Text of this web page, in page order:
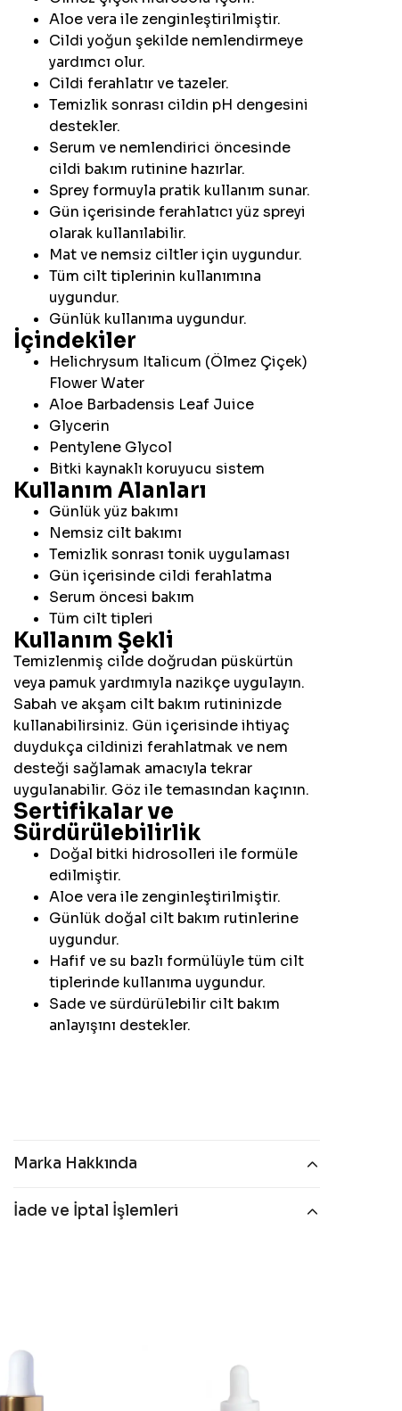
Aloe vera ile zenginleştirilmiştir.
Cildi yoğun şekilde nemlendirmeye
yardımcı olur.
Cildi ferahlatır ve tazeler.
Temizlik sonrası cildin pH dengesini
destekler.
Serum ve nemlendirici öncesinde
cildi bakım rutinine hazırlar.
Sprey formuyla pratik kullanım sunar.
Gün içerisinde ferahlatıcı yüz spreyi
olarak kullanılabilir.
Mat ve nemsiz ciltler için uygundur.
Tüm cilt tiplerinin kullanımına
uygundur.
Günlük kullanıma uygundur.
İçindekiler
Helichrysum Italicum (Ölmez Çiçek)
Flower Water
Aloe Barbadensis Leaf Juice
Glycerin
Pentylene Glycol
Bitki kaynaklı koruyucu sistem
Kullanım Alanları
Günlük yüz bakımı
Nemsiz cilt bakımı
Temizlik sonrası tonik uygulaması
Gün içerisinde cildi ferahlatma
Serum öncesi bakım
Tüm cilt tipleri
Kullanım Şekli
Temizlenmiş cilde doğrudan püskürtün
veya pamuk yardımıyla nazikçe uygulayın.
Sabah ve akşam cilt bakım rutininizde
kullanabilirsiniz. Gün içerisinde ihtiyaç
duydukça cildinizi ferahlatmak ve nem
desteği sağlamak amacıyla tekrar
uygulanabilir. Göz ile temasından kaçının.
Sertifikalar ve
Sürdürülebilirlik
Doğal bitki hidrosolleri ile formüle
edilmiştir.
Aloe vera ile zenginleştirilmiştir.
Günlük doğal cilt bakım rutinlerine
uygundur.
Hafif ve su bazlı formülüyle tüm cilt
tiplerinde kullanıma uygundur.
Sade ve sürdürülebilir cilt bakım
anlayışını destekler.
Marka Hakkında
İade ve İptal İşlemleri